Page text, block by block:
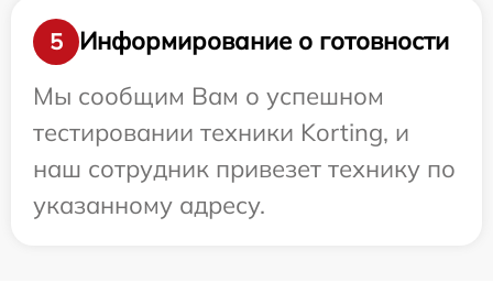
5
Информирование о готовности
Мы сообщим Вам о успешном
тестировании техники Korting, и
наш сотрудник привезет технику по
указанному адресу.